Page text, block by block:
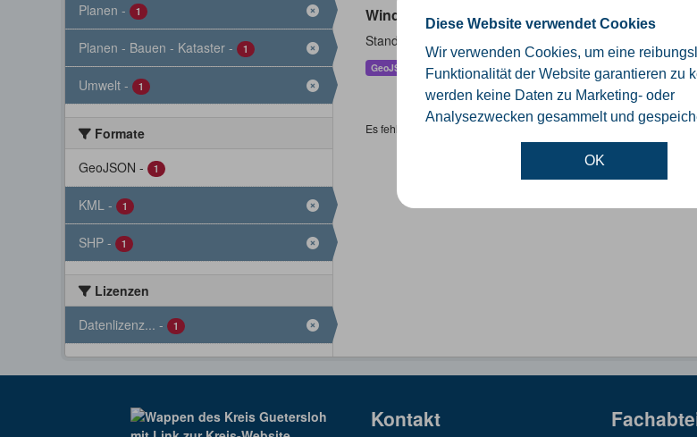
Diese Website verwendet Cookies
Wir verwenden Cookies, um eine
Funktionalität der Website garantieren zu
werden keine Daten zu Marketing- oder
Analysezwecken gesammelt und
OK
Planen - 1
Planen - Bauen - Kataster - 1
Umwelt - 1
Formate
GeoJSON - 1
KML - 1
SHP - 1
Lizenzen
Datenlizenz... - 1
Windenergieanlagen
Standorte der Windenergieanlagen im Kreis Gütersloh
GeoJSON KML SHP
Es fehlen spezifische Datensätze? Wenden Sie sich bitte an einen
Kontakt